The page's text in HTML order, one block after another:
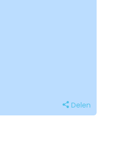
Delen